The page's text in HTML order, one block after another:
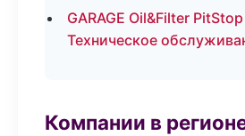
GARAGE Oil&Filter
Техническое
Компании в